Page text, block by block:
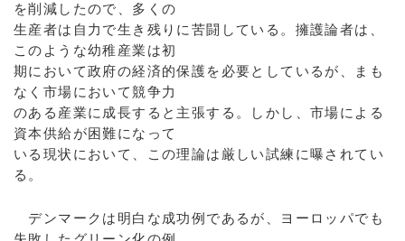
を削減したので、多くの
生産者は自力で生き残りに苦闘している。擁護論者は、
このような幼稚産業は初
期において政府の経済的保護を必要としているが、まも
なく市場において競争力
のある産業に成長すると主張する。しかし、市場による
資本供給が困難になって
いる現状において、この理論は厳しい試練に曝されてい
る。
デンマークは明白な成功例であるが、ヨーロッパでも